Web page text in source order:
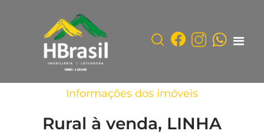
Informações dos imóveis
Rural à venda, LINHA